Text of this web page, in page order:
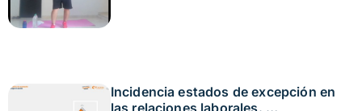
Incidencia estados de excepción en
las relaciones laborales.